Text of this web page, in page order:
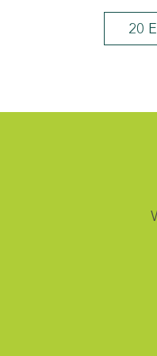
20